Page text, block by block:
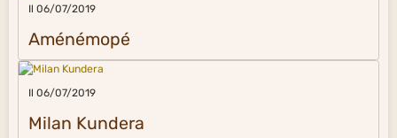
Il 06/07/2019
Aménémopé
Il 06/07/2019
Milan Kundera